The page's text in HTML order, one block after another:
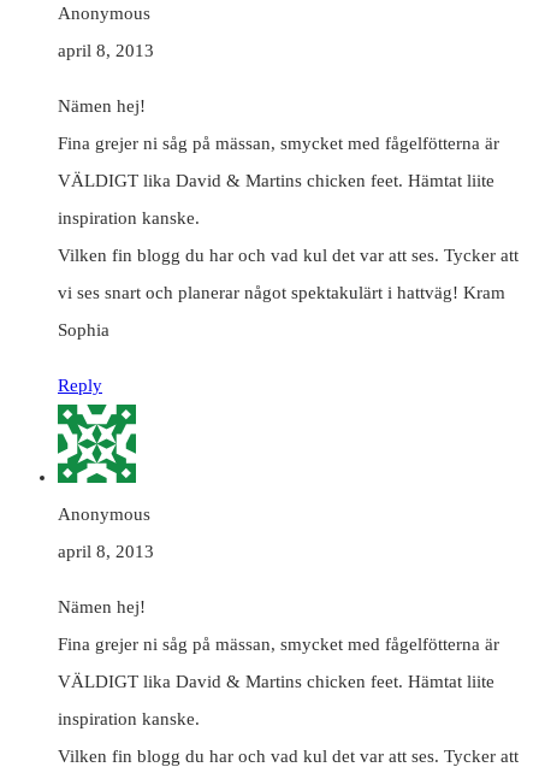
Anonymous
april 8, 2013
Nämen hej!
Fina grejer ni såg på mässan, smycket med fågelfötterna är
VÄLDIGT lika David & Martins chicken feet. Hämtat liite
inspiration kanske.
Vilken fin blogg du har och vad kul det var att ses. Tycker att
vi ses snart och planerar något spektakulärt i hattväg! Kram
Sophia
Reply
Anonymous
april 8, 2013
Nämen hej!
Fina grejer ni såg på mässan, smycket med fågelfötterna är
VÄLDIGT lika David & Martins chicken feet. Hämtat liite
inspiration kanske.
Vilken fin blogg du har och vad kul det var att ses. Tycker att